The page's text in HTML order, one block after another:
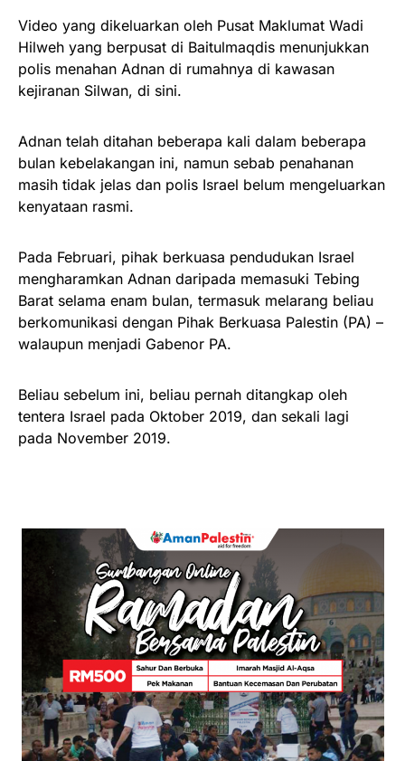
Video yang dikeluarkan oleh Pusat Maklumat Wadi
Hilweh yang berpusat di Baitulmaqdis menunjukkan
polis menahan Adnan di rumahnya di kawasan
kejiranan Silwan, di sini.
Adnan telah ditahan beberapa kali dalam beberapa
bulan kebelakangan ini, namun sebab penahanan
masih tidak jelas dan polis Israel belum mengeluarkan
kenyataan rasmi.
Pada Februari, pihak berkuasa pendudukan Israel
mengharamkan Adnan daripada memasuki Tebing
Barat selama enam bulan, termasuk melarang beliau
berkomunikasi dengan Pihak Berkuasa Palestin (PA) –
walaupun menjadi Gabenor PA.
Beliau sebelum ini, beliau pernah ditangkap oleh
tentera Israel pada Oktober 2019, dan sekali lagi
pada November 2019.